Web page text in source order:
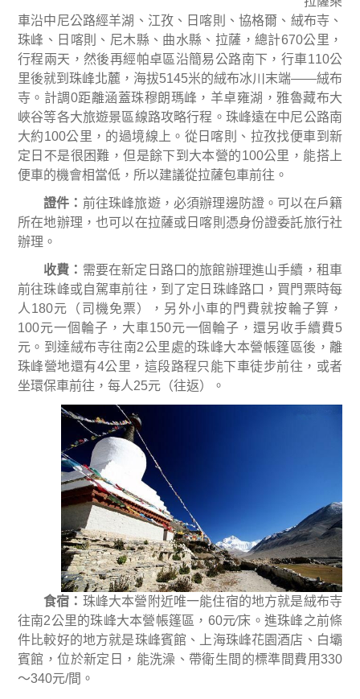
車沿中尼公路經羊湖、 江孜、日喀則、協格爾、絨布寺、
珠峰、日喀則、尼木縣、曲水縣、拉薩，總計670公里，
行程兩天，然後再經帕卓區沿簡易公路南下，行車110公
里後就到珠峰北麓，海拔5145米的絨布冰川末端——絨布
寺。計調0距離涵蓋珠穆朗瑪峰，羊卓雍湖，雅魯藏布大
峽谷等各大旅遊景區線路攻略行程。珠峰遠在中尼公路南
大約100公里，的過境線上。從日喀則、拉孜找便車到新
定日不是很困難，但是餘下到大本營的100公里，能搭上
便車的機會相當低，所以建議從拉薩包車前往。
證件 ： 前往珠峰旅遊，必須辦理邊防證。可以在戶籍
所在地辦理，也可以在拉薩或日喀則憑身份證委託旅行社
辦理。
收費 ： 需要在新定日路口的旅館辦理進山手續，租車
前往珠峰或自駕車前往，到了定日珠峰路口，買門票時每
人 180元（司機免票），另外小車的門費就按輪子算，
100元一個輪子，大車150元一個輪子，還另收手續費5
元。到達絨布寺往南2公里處的珠峰大本營帳篷區後，離
珠峰營地還有4公里，這段路程只能下車徒步前往，或者
坐環保車前往，每人25元（往返）。
食宿 ： 珠峰大本營附近唯一能住宿的地方就是絨布寺
往南2公里的珠峰大本營帳篷區， 60元∕床。進珠峰之前條
件比較好的地方就是珠峰賓館、上海珠峰花園酒店、白壩
賓館，位於新定日，能洗澡、帶衛生間的標準間費用330
～340元/間。